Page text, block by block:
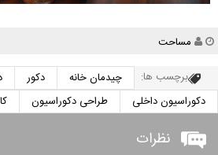
نویسنده
مساحت
برچسب ها: چیدمان خانه دکور
دکوراسیون داخلی
طراحی دکوراسیون
نظرات